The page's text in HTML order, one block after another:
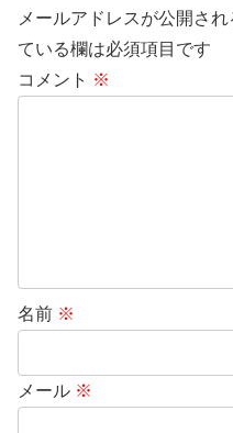
メールアドレスが公開され
ている欄は必須項目です
コメント ※
名前 ※
メール ※